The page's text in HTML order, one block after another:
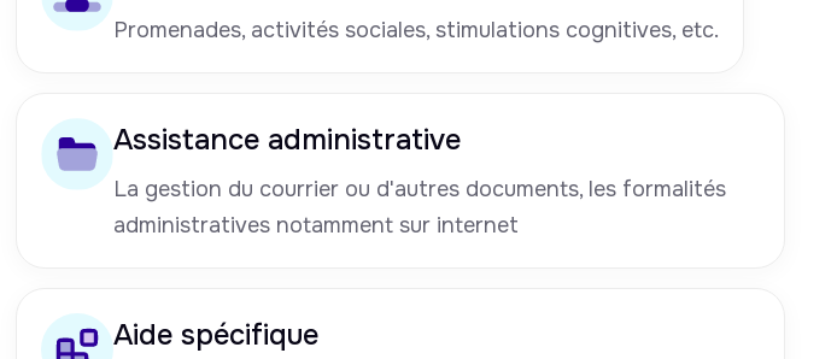
Promenades, activités sociales, stimulations cognitives, etc.
Assistance administrative
La gestion du courrier ou d'autres documents, les formalités
administratives notamment sur internet
Aide spécifique